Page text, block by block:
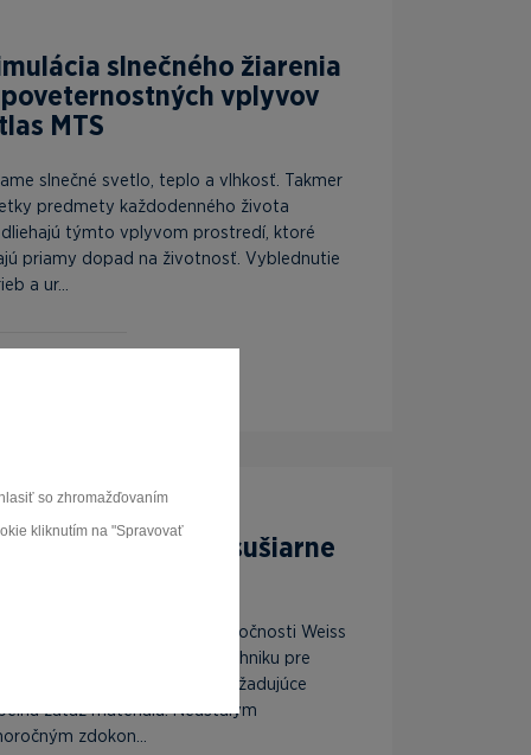
so zhromažďovaním
kliknutím na "Spravovať
slnečného žiarenia
vplyvov
MTS
slnečné svetlo, teplo a vlhkosť. Takmer
predmety každodenného života
týmto vplyvom prostredí, ktoré
priamy dopad na životnosť. Vyblednutie
a ur...
pece a sušiarne
a priemyselné sušiarne spoločnosti Weiss
predstavujú špičkovú techniku pre
výrobné procesy, vyžadujúce
záťaž materiálu. Neustálym
zdokon...